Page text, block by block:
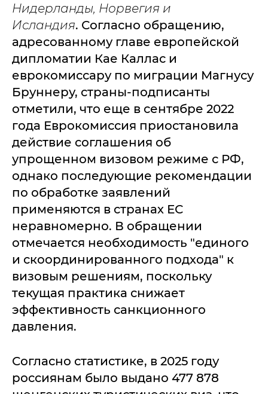
Нидерланды, Норвегия и
Исландия. Согласно обращению,
адресованному главе европейской
дипломатии Кае Каллас и
еврокомиссару по миграции Магнусу
Бруннеру, страны-подписанты
отметили, что еще в сентябре 2022
года Еврокомиссия приостановила
действие соглашения об
упрощенном визовом режиме с РФ,
однако последующие рекомендации
по обработке заявлений
применяются в странах ЕС
неравномерно. В обращении
отмечается необходимость "единого
и скоординированного подхода" к
визовым решениям, поскольку
текущая практика снижает
эффективность санкционного
давления.
Согласно статистике, в 2025 году
россиянам было выдано 477 878